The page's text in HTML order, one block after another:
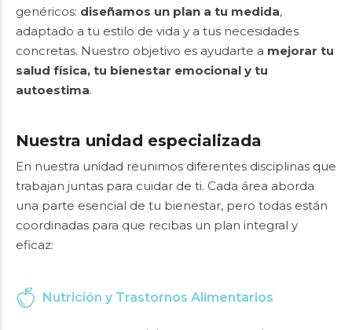
genéricos: diseñamos un plan a tu medida,
adaptado a tu estilo de vida y a tus necesidades
concretas. Nuestro objetivo es ayudarte a mejorar tu
salud física, tu bienestar emocional y tu
autoestima.
Nuestra unidad especializada
En nuestra unidad reunimos diferentes disciplinas que
trabajan juntas para cuidar de ti. Cada área aborda
una parte esencial de tu bienestar, pero todas están
coordinadas para que recibas un plan integral y
eficaz:
Nutrición y Trastornos Alimentarios